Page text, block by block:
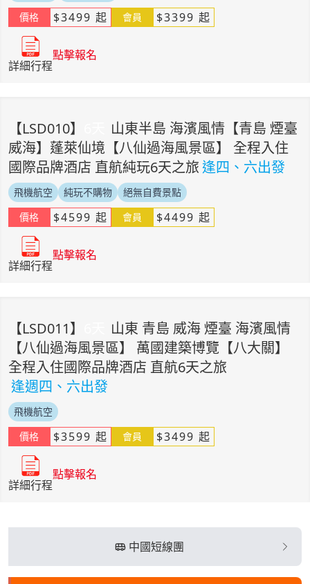
中國短線團
價格
$3499 起 會員 $3399 起
詳細行程
點擊報名
【LSD010】
山東半島 海濱風情【青島 煙臺
威海】蓬萊仙境【八仙過海風景區】 全程入住
國際品牌酒店 直航純玩6天之旅逢四、六出發
飛機航空 純玩不購物
絕無自費景點
價格
$4599 起 會員 $4499 起
詳細行程
點擊報名
【LSD011】
山東 青島 威海 煙臺 海濱風情
【八仙過海風景區】 萬國建築博覽【八大關】
全程入住國際品牌酒店 直航6天之旅
逢週四、六出發
飛機航空
價格
$3599 起 會員 $3499 起
詳細行程
點擊報名